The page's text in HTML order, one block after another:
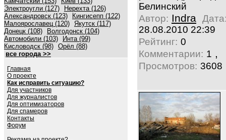
Электроугли (127)
Нерехта (126)
Александровск (123)
Кингисепп (122)
Малоярославец (120) Якутск (117)
Донецк (108)
Волгодонск (104)
Автомобили (103)
Инта (99)
Кисловодск (98) Орёл (88)
все города >>
Главная
О проекте
Как исправить ситуацию?
Для участников
Для журналистов
Для оптимизаторов
Для спамеров
Контакты
Форум
Белинский
Автор: Indra
28.08.2010 22:39
Рейтинг: 0
Комментарии: 1 ,
Просмотров: 3608